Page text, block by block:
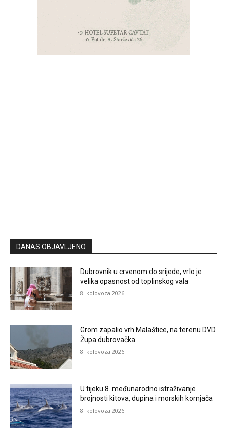
DANAS OBJAVLJENO
Dubrovnik u crvenom do srijede, vrlo je
velika opasnost od toplinskog vala
8. kolovoza 2026.
Grom zapalio vrh Malaštice, na terenu DVD
Župa dubrovačka
8. kolovoza 2026.
U tijeku 8. međunarodno istraživanje
brojnosti kitova, dupina i morskih kornjača
8. kolovoza 2026.